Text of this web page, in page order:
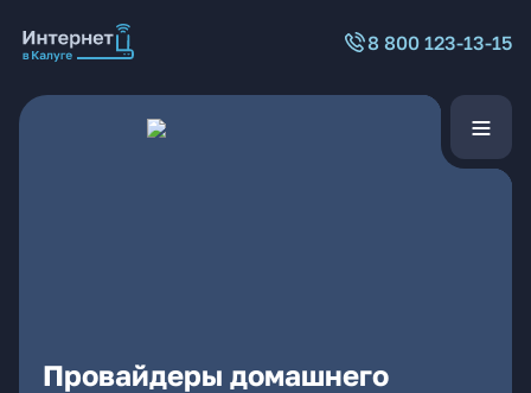
8 800 123-13-15
Провайдеры домашнего